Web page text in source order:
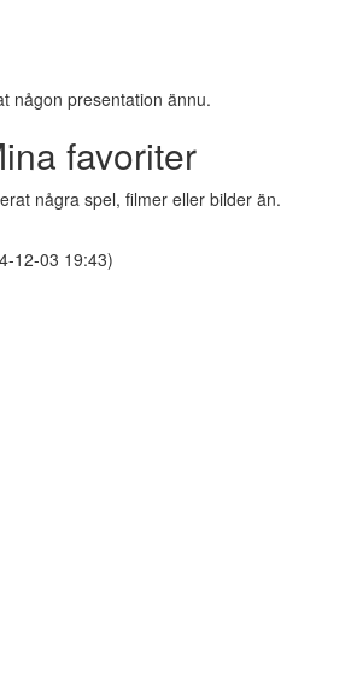
någon presentation ännu.
favoriter
några spel, filmer eller bilder än.
12-03 19:43)